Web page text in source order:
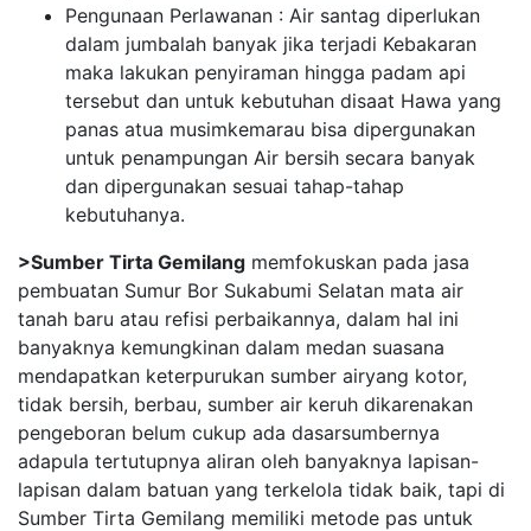
Pengunaan Perlawanan : Air santag diperlukan
dalam jumbalah banyak jika terjadi Kebakaran
maka lakukan penyiraman hingga padam api
tersebut dan untuk kebutuhan disaat Hawa yang
panas atua musimkemarau bisa dipergunakan
untuk penampungan Air bersih secara banyak
dan dipergunakan sesuai tahap-tahap
kebutuhanya.
>Sumber Tirta Gemilang memfokuskan pada jasa
pembuatan Sumur Bor Sukabumi Selatan mata air
tanah baru atau refisi perbaikannya, dalam hal ini
banyaknya kemungkinan dalam medan suasana
mendapatkan keterpurukan sumber airyang kotor,
tidak bersih, berbau, sumber air keruh dikarenakan
pengeboran belum cukup ada dasarsumbernya
adapula tertutupnya aliran oleh banyaknya lapisan-
lapisan dalam batuan yang terkelola tidak baik, tapi di
Sumber Tirta Gemilang memiliki metode pas untuk